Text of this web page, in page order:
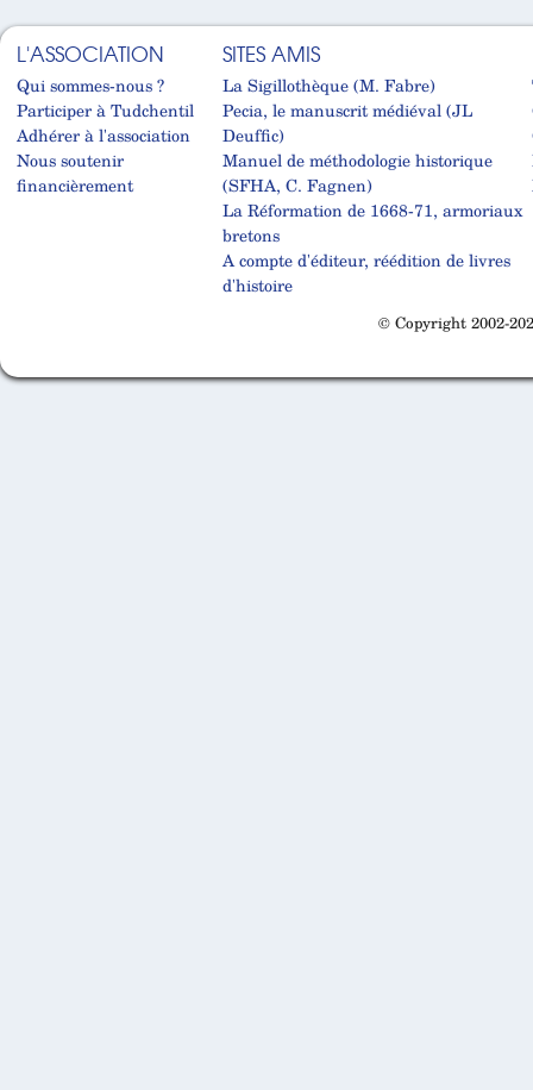
L'ASSOCIATION
Qui sommes-nous ?
Participer à Tudchentil
Adhérer à l'association
Nous soutenir
financièrement
SITES AMIS
La Sigillothèque (M. Fabre)
Pecia, le manuscrit médiéval (JL
Deuffic)
Manuel de méthodologie historique
(SFHA, C. Fagnen)
La Réformation de 1668-71, armoriaux
bretons
A compte d'éditeur, réédition de livres
d'histoire
© Copyright 2002-